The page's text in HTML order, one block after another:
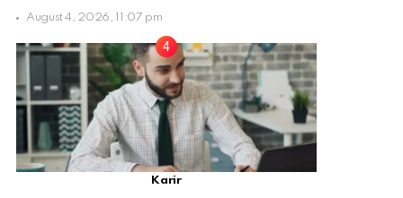
August 4, 2026, 11:07 pm
Karir